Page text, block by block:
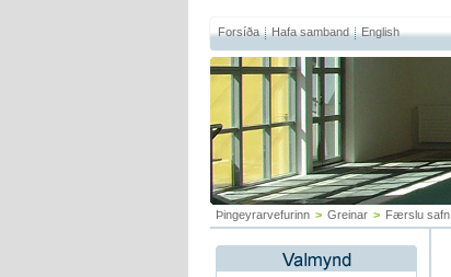
Forsíða Hafa samband English
Þingeyrarvefurinn > Greinar > Færslu safn